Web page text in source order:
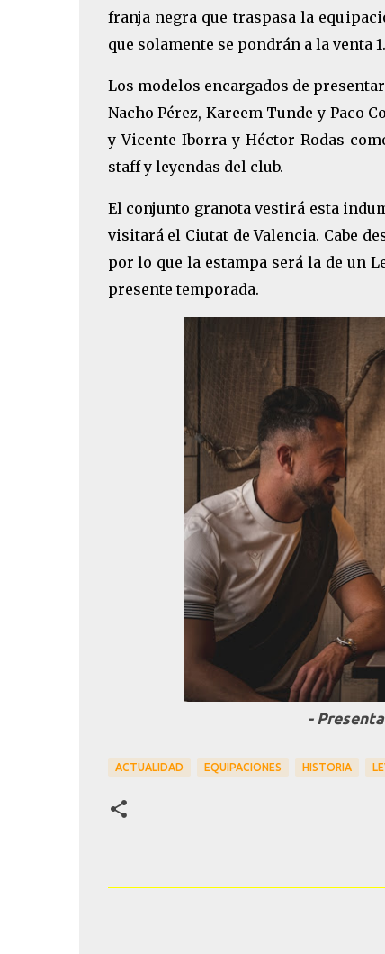
franja negra que traspasa la
que solamente se pondrán a la venta
Los modelos encargados de
Nacho Pérez, Kareem Tunde y Paco
y Vicente Iborra y Héctor Rodas
staff y leyendas del club.
El conjunto granota vestirá esta
visitará el Ciutat de Valencia. Cabe
por lo que la estampa será la de un
presente temporada.
-
ACTUALIDAD EQUIPACIONES HISTORIA